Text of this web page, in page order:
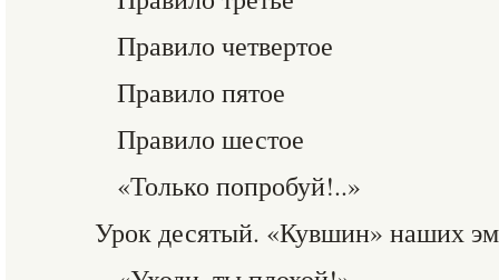
Правило четвертое
Правило пятое
Правило шестое
«Только попробуй!..»
Урок десятый. «Кувшин» наших